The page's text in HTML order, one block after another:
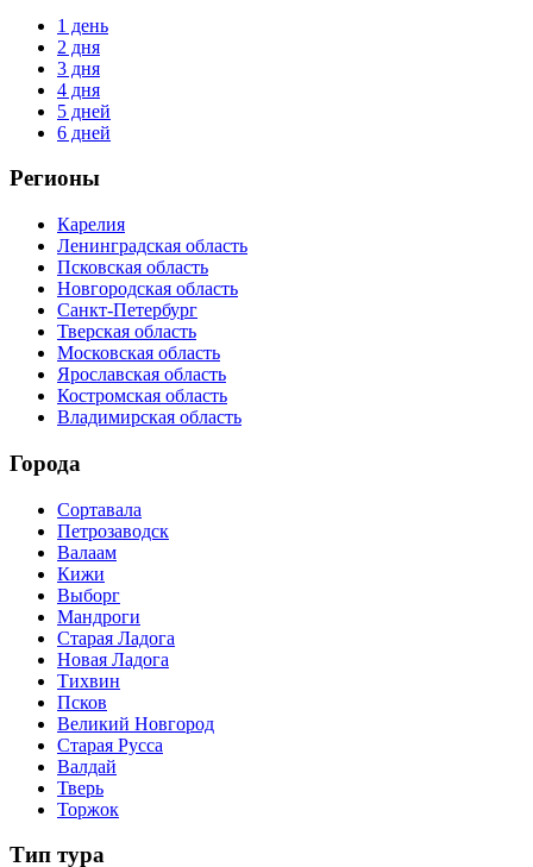
1 день
2 дня
3 дня
4 дня
5 дней
6 дней
Регионы
Карелия
Ленинградская область
Псковская область
Новгородская область
Санкт-Петербург
Тверская область
Московская область
Ярославская область
Костромская область
Владимирская область
Города
Сортавала
Петрозаводск
Валаам
Кижи
Выборг
Мандроги
Старая Ладога
Новая Ладога
Тихвин
Псков
Великий Новгород
Старая Русса
Валдай
Тверь
Торжок
Тип тура